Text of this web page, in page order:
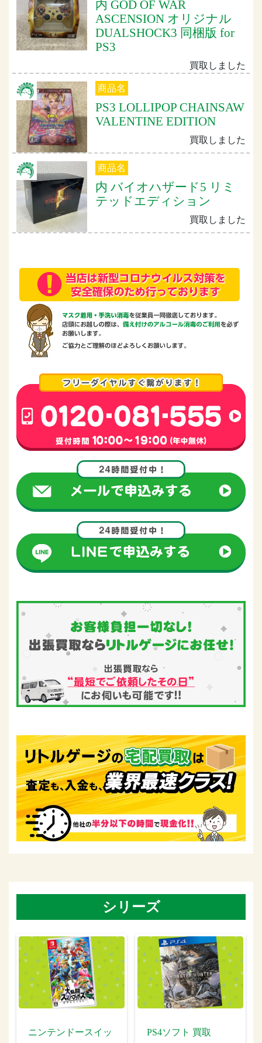
内 GOD OF WAR
ASCENSION オリジナル
DUALSHOCK3 同梱版 for
PS3
買取しました
商品名
PS3 LOLLIPOP CHAINSAW
VALENTINE EDITION
買取しました
商品名
内 バイオハザード5 リミ
テッドエディション
買取しました
シリーズ
ニンテンドースイッ
PS4ソフト 買取